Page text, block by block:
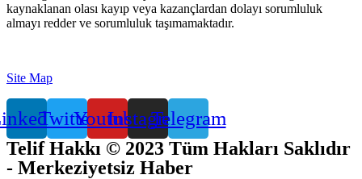
kaynaklanan olası kayıp veya kazançlardan dolayı sorumluluk
almayı redder ve sorumluluk taşımamaktadır.
Site Map
TwitterYoutubeInstagramTelegram
Telif Hakkı © 2023 Tüm Hakları Saklıdır
- Merkeziyetsiz Haber